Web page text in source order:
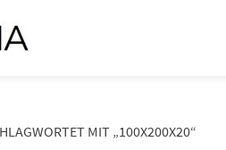
MIT „100X200X20“